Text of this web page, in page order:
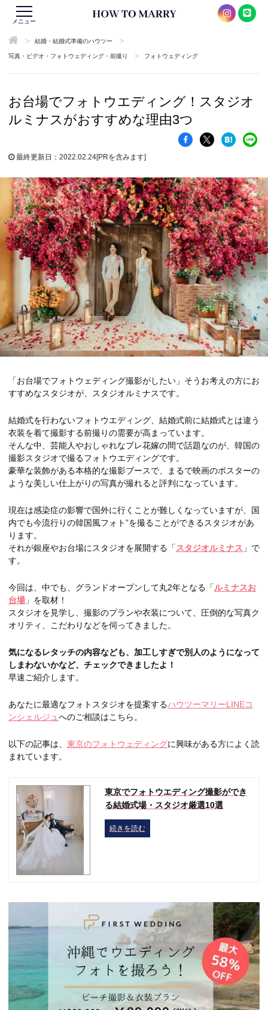
メニュー
> 結婚・結婚式準備のハウツー >
写真・ビデオ・フォトウェディング・前撮り > フォトウェディング
お台場でフォトウエディング！スタジオ
ルミナスがおすすめな理由3つ
最終更新日：2022.02.24[PRを含みます]
「お台場でフォトウェディング撮影がしたい」そうお考えの方にお
すすめなスタジオが、スタジオルミナスです。
結婚式を行わないフォトウエディング、結婚式前に結婚式とは違う
衣装を着て撮影する前撮りの需要が高まっています。
そんな中、芸能人やおしゃれなプレ花嫁の間で話題なのが、韓国の
撮影スタジオで撮るフォトウエディングです。
豪華な装飾がある本格的な撮影ブースで、まるで映画のポスターの
ような美しい仕上がりの写真が撮れると評判になっています。
現在は感染症の影響で国外に行くことが難しくなっていますが、国
内でも今流行りの韓国風フォト”を撮ることができるスタジオがあ
ります。
それが銀座やお台場にスタジオを展開する「スタジオルミナス 」で
す。
今回は、中でも、グランドオープンして丸2年となる「ルミナスお
台場 」を取材！
スタジオを見学し、撮影のプランや衣装について、圧倒的な写真ク
オリティ、こだわりなどを伺ってきました。
気になるレタッチの内容なども、加工しすぎで別人のようになって
しまわないかなど、チェックできましたよ！
早速ご紹介します。
あなたに最適なフォトスタジオを提案するハウツーマリーLINEコ
ンシェルジュ へのご相談はこちら。
以下の記事は、 東京のフォトウェディングに興味がある方によく読
まれています。
東京でフォトウエディング撮影ができ
る結婚式場・スタジオ厳選10選
続きを読む